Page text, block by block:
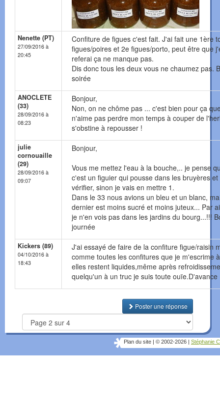
Nenette (PT)
27/09/2016 à
20:45
Confiture de figues c'est fait. J'ai fait une 1ère
figues/poires et 2e figues/porto, peut être que
referai ça ne manque pas.
Dis donc tous les deux vous ne chaumez pas.
soirée
ANOCLETE
(33)
28/09/2016 à
08:23
Bonjour,
Non, on ne chôme pas ... c'est bien pour ça
n'aime pas perdre mon temps à couper de
s'obstine à repousser !
julie
cornouaille
(29)
28/09/2016 à
09:07
Bonjour,
Vous me mettez l'eau à la bouche,.. je pense
c'est un figuier qui pousse dans les bruyères et
vérifier, sinon je vais en mettre 1.
Dans le 33 nous avions un bleu et un blanc,
dernier est moins sucré et moins juteux... Par
je n'en vois pas dans les jardins du bourg...!!!
journée
Kickers (89)
04/10/2016 à
18:43
J'ai essayé de faire de la confiture figue/raisin
comme toutes les confitures que je m'escrime
elles restent liquides,même après
quelqu'un à un truc je suis toute ouïe.D'avance
Poster une réponse
Plan du site © 2002-2026 Stéphanie C